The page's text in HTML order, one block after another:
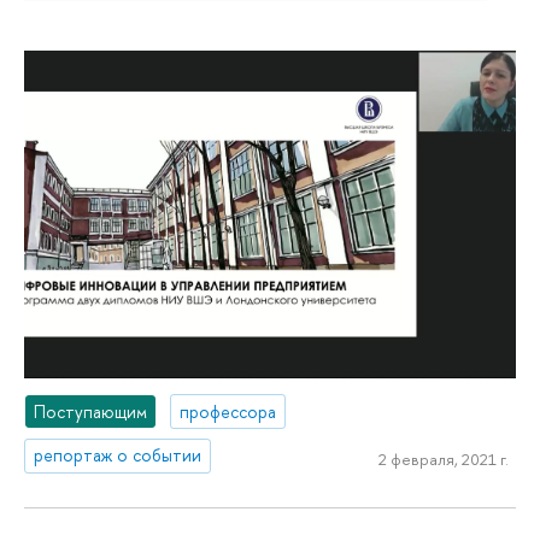
Поступающим
профессора
репортаж о событии
2 февраля, 2021 г.